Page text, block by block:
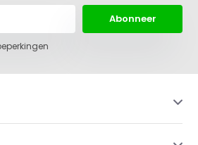
Abonneer